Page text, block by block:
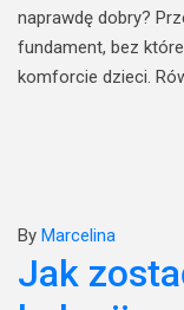
naprawdę dobry?
fundament, bez
komforcie dzieci.
By Marcelina
Jak